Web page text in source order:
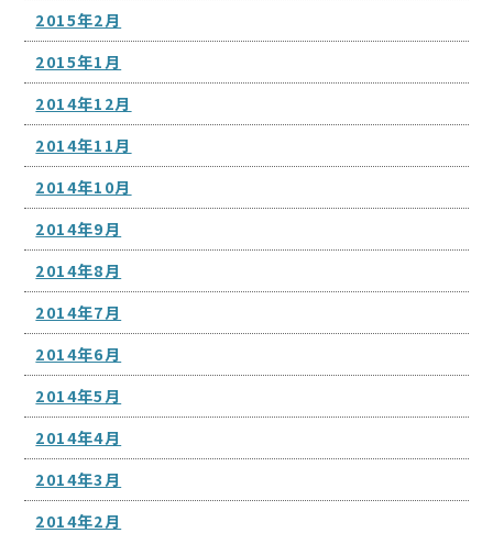
2015年2月
2015年1月
2014年12月
2014年11月
2014年10月
2014年9月
2014年8月
2014年7月
2014年6月
2014年5月
2014年4月
2014年3月
2014年2月